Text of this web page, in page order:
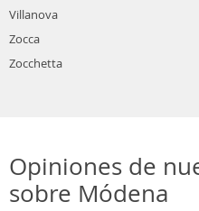
Villanova
Zocca
Zocchetta
Opiniones de
sobre Módena